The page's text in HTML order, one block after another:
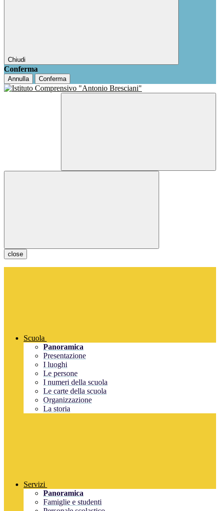
Chiudi
Conferma
Annulla Conferma
close
Scuola
Panoramica
Presentazione
I luoghi
Le persone
I numeri della scuola
Le carte della scuola
Organizzazione
La storia
Servizi
Panoramica
Famiglie e studenti